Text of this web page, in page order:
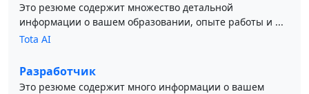
Это резюме содержит множество детальной
информации о вашем образовании, опыте работы и ...
Tota AI
Разработчик
Это резюме содержит много информации о вашем